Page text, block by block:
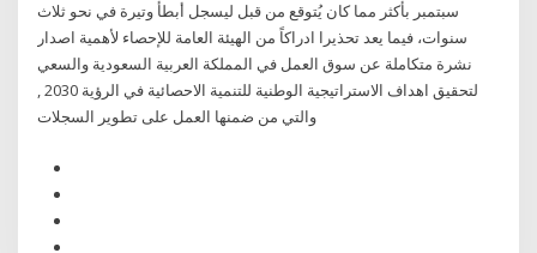
سبتمبر بأكثر مما كان يُتوقع من قبل ليسجل أبطأ وتيرة في نحو ثلاث
سنوات، فيما يعد تحذيرا ادراكاً من الهيئة العامة للإحصاء لأهمية اصدار
نشرة متكاملة عن سوق العمل في المملكة العربية السعودية والسعي
لتحقيق اهداف الاستراتيجية الوطنية للتنمية الاحصائية في الرؤية 2030 ,
والتي من ضمنها العمل على تطوير السجلات